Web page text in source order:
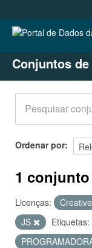
CONJUNTOS DE
ORGANIZAÇÕES
GRUPOS
SOBRE
Conjuntos
Ordenar por
1
Licenças:
JS
Etiquetas: